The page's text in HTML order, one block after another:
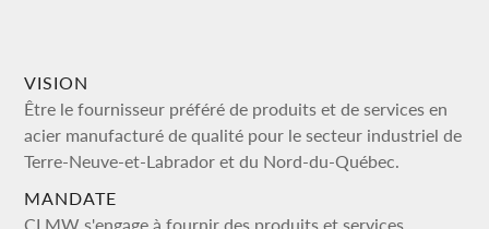
VISION
Être le fournisseur préféré de produits et de services en
acier manufacturé de qualité pour le secteur industriel de
Terre-Neuve-et-Labrador et du Nord-du-Québec.
MANDATE
CLMW s'engage à fournir des produits et services